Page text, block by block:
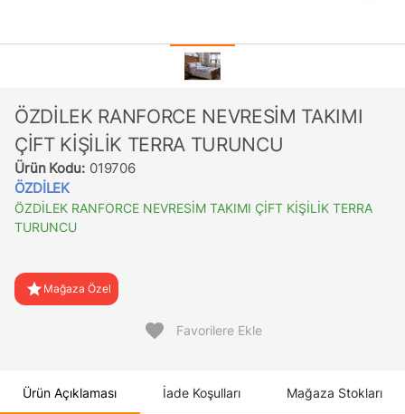
ÖZDİLEK RANFORCE NEVRESİM TAKIMI
ÇİFT KİŞİLİK TERRA TURUNCU
Ürün Kodu: 019706
ÖZDİLEK
ÖZDİLEK RANFORCE NEVRESİM TAKIMI ÇİFT KİŞİLİK TERRA
TURUNCU
star Mağaza Özel
favorite Favorilere Ekle
Ürün Açıklaması İade Koşulları Mağaza Stokları